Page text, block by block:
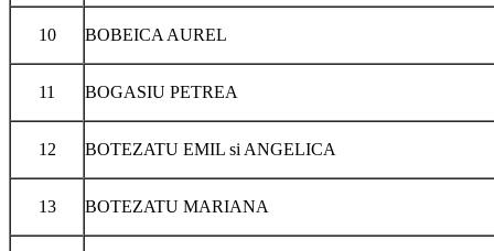
10 BOBEICA AUREL
11 BOGASIU PETREA
12 BOTEZATU EMIL si ANGELICA
13 BOTEZATU MARIANA